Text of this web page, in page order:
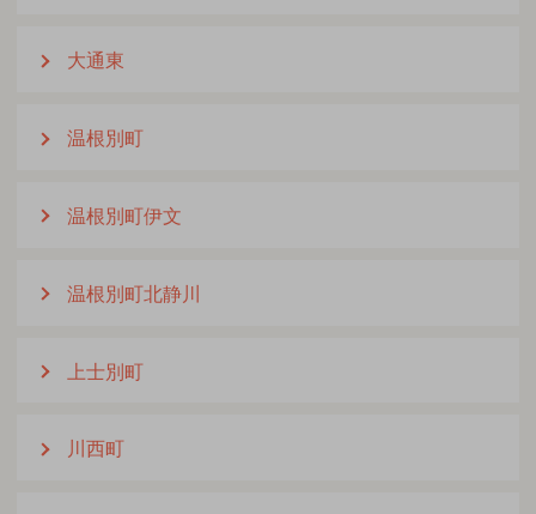
大通東
温根別町
温根別町伊文
温根別町北静川
上士別町
川西町